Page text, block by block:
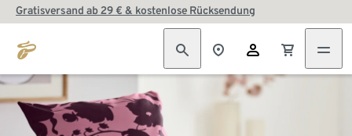
Gratisversand ab 29 € & kostenlose Rücksendung